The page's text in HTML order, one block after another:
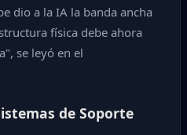
dio a la IA la banda ancha
física debe ahora
se leyó en el
de Soporte